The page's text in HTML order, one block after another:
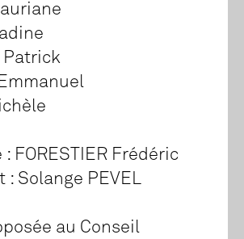
Patrick
: FORESTIER Frédéric
: Solange PEVEL
au Conseil